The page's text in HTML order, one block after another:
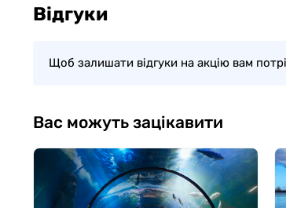
Відгуки
Щоб залишати відгуки на акцію вам
Вас можуть зацікавити